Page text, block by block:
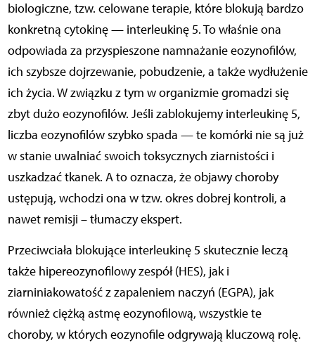
biologiczne, tzw. celowane terapie, które blokują bardzo
konkretną cytokinę — interleukinę 5. To właśnie ona
odpowiada za przyspieszone namnażanie eozynofilów,
ich szybsze dojrzewanie, pobudzenie, a także wydłużenie
ich życia. W związku z tym w organizmie gromadzi się
zbyt dużo eozynofilów. Jeśli zablokujemy interleukinę 5,
liczba eozynofilów szybko spada — te komórki nie są już
w stanie uwalniać swoich toksycznych ziarnistości i
uszkadzać tkanek. A to oznacza, że objawy choroby
ustępują, wchodzi ona w tzw. okres dobrej kontroli, a
nawet remisji – tłumaczy ekspert.
Przeciwciała blokujące interleukinę 5 skutecznie leczą
także hipereozynofilowy zespół (HES), jak i
ziarniniakowatość z zapaleniem naczyń (EGPA), jak
również ciężką astmę eozynofilową, wszystkie te
choroby, w których eozynofile odgrywają kluczową rolę.